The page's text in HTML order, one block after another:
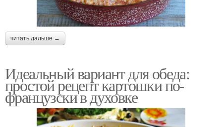
читать дальше →
Идеальный вариант для обеда:
простой рецепт картошки по-
французски в духовке